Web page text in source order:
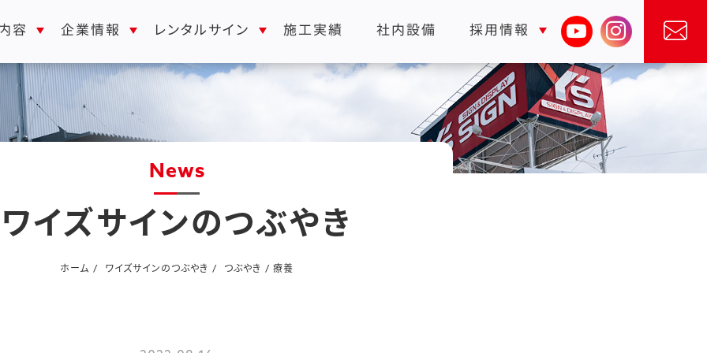
容 企業情報 レンタルサイン 施工実績 社内設備 採用情報
news
ワイズサインのつぶやき
ホーム ワイズサインのつぶやき つぶやき 療養